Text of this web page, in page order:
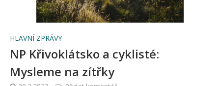
HLAVNÍ ZPRÁVY
NP Křivoklátsko a cyklisté:
Mysleme na zítřky